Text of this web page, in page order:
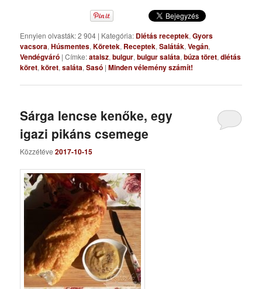
Ennyien olvasták: 2 904 | Kategória: Diétás receptek,Gyors
vacsora,Húsmentes,Köretek, Receptek,Saláták,Vegán,
Vendégváró |Címke:ataisz,bulgur,bulgur saláta,búza töret,diétás
köret,köret,saláta,Sasó |Minden vélemény számít!
Sárga lencse kenőke, egy
igazi pikáns csemege
Közzétéve2017-10-15